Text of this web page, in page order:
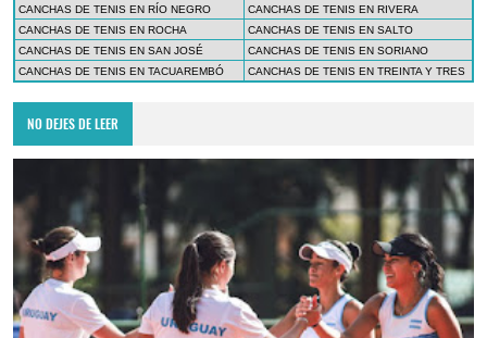
CANCHAS DE TENIS EN RÍO NEGRO
CANCHAS DE TENIS EN RIVERA
CANCHAS DE TENIS EN ROCHA
CANCHAS DE TENIS EN SALTO
CANCHAS DE TENIS EN SAN JOSÉ
CANCHAS DE TENIS EN SORIANO
CANCHAS DE TENIS EN TACUAREMBÓ
CANCHAS DE TENIS EN TREINTA Y TRES
NO DEJES DE LEER